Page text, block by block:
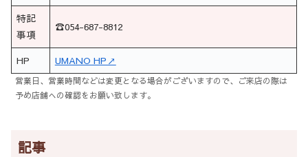
特記
事項
☎054-687-8812
HP UMANO HP↗
営業日、営業時間などは変更となる場合がございますので、ご来店の際は
予め店舗への確認をお願い致します。
記事